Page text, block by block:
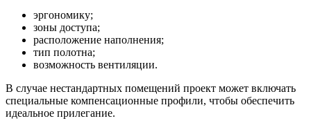
эргономику;
зоны доступа;
расположение наполнения;
тип полотна;
возможность вентиляции.
В случае нестандартных помещений проект может включать
специальные компенсационные профили, чтобы обеспечить
идеальное прилегание.